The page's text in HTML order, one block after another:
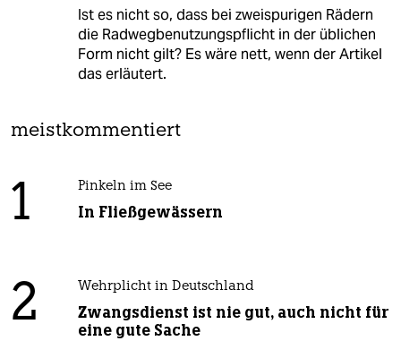
Ist es nicht so, dass bei zweispurigen Rädern
die Radwegbenutzungspflicht in der üblichen
Form nicht gilt? Es wäre nett, wenn der Artikel
das erläutert.
meistkommentiert
1 Pinkeln im See
In Fließgewässern
2 Wehrplicht in Deutschland
Zwangsdienst ist nie gut, auch nicht für
eine gute Sache